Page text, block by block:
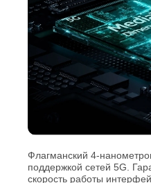
Флагманский 4-
поддержкой сетей 5G.
скорость работы